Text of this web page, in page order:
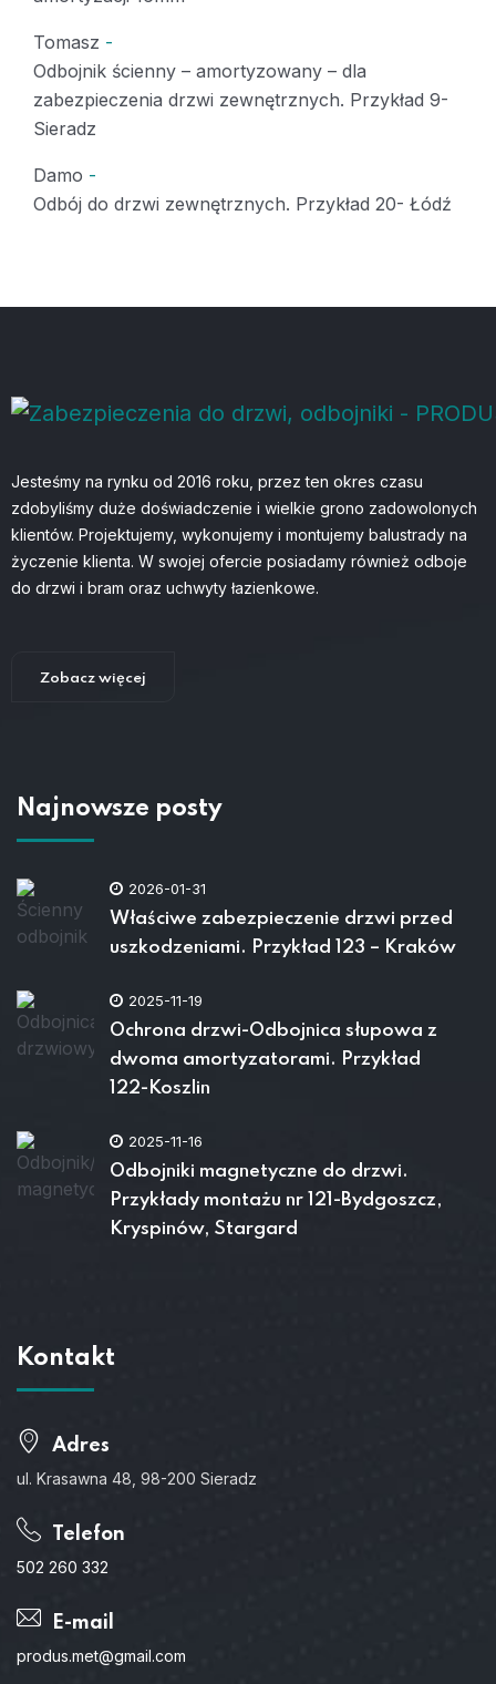
Tomasz -
Odbojnik ścienny – amortyzowany – dla
zabezpieczenia drzwi zewnętrznych. Przykład 9-
Sieradz
Damo -
Odbój do drzwi zewnętrznych. Przykład 20- Łódź
Jesteśmy na rynku od 2016 roku, przez ten okres czasu
zdobyliśmy duże doświadczenie i wielkie grono zadowolonych
klientów. Projektujemy, wykonujemy i montujemy balustrady na
życzenie klienta. W swojej ofercie posiadamy również odboje
do drzwi i bram oraz uchwyty łazienkowe.
Zobacz więcej
Najnowsze posty
2026-01-31
Właściwe zabezpieczenie drzwi przed
uszkodzeniami. Przykład 123 – Kraków
2025-11-19
Ochrona drzwi-Odbojnica słupowa z
dwoma amortyzatorami. Przykład
122-Koszlin
2025-11-16
Odbojniki magnetyczne do drzwi.
Przykłady montażu nr 121-Bydgoszcz,
Kryspinów, Stargard
Kontakt
Adres
ul. Krasawna 48, 98-200 Sieradz
Telefon
502 260 332
E-mail
produs.met@gmail.com